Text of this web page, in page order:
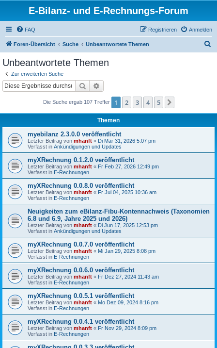
E-Bilanz- und E-Rechnungs-Forum
FAQ Anmelden
Registrieren
Foren-Übersicht Suche Unbeantwortete Themen
Unbeantwortete Themen
Zur erweiterten Suche
Suche
Die Suche ergab 107 Treffer 1 2 3 4 5
Themen
myebilanz 2.3.0.0 veröffentlicht
Letzter Beitrag von mhanft « Di Mär 31, 2026 5:07 pm
Verfasst in Ankündigungen und Updates
myXRechnung 0.1.2.0 veröffentlicht
Letzter Beitrag von mhanft « Fr Feb 27, 2026 12:49 pm
Verfasst in E-Rechnungen
myXRechnung 0.0.8.0 veröffentlicht
Letzter Beitrag von mhanft « Fr Jul 04, 2025 10:36 am
Verfasst in E-Rechnungen
Neuigkeiten zum eBilanz-Fibu-Kontennachweis (Taxonomien
6.8 und 6.9, Jahre 2025 und 2026)
Letzter Beitrag von mhanft « Di Jun 17, 2025 12:53 pm
Verfasst in Ankündigungen und Updates
myXRechnung 0.0.7.0 veröffentlicht
Letzter Beitrag von mhanft « Mi Jan 29, 2025 8:08 pm
Verfasst in E-Rechnungen
myXRechnung 0.0.6.0 veröffentlicht
Letzter Beitrag von mhanft « Fr Dez 27, 2024 11:43 am
Verfasst in E-Rechnungen
myXRechnung 0.0.5.1 veröffentlicht
Letzter Beitrag von mhanft « Mo Dez 09, 2024 8:16 pm
Verfasst in E-Rechnungen
myXRechnung 0.0.4.1 veröffentlicht
Letzter Beitrag von mhanft « Fr Nov 29, 2024 8:09 pm
Verfasst in E-Rechnungen